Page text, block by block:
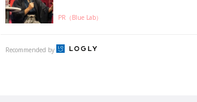
子育てとお金
妊娠・出産・育児にかかる費用やもらえる補助
金・助成金を解説